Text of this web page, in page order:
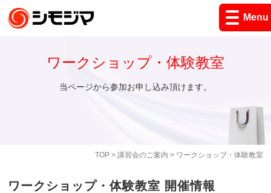
Menu
TOP> 講習会のご案内 > ワークショップ・体験教室
ワークショップ・体験教室
当ページから参加お申し込み頂けます。
ワークショップ・体験教室 開催情報